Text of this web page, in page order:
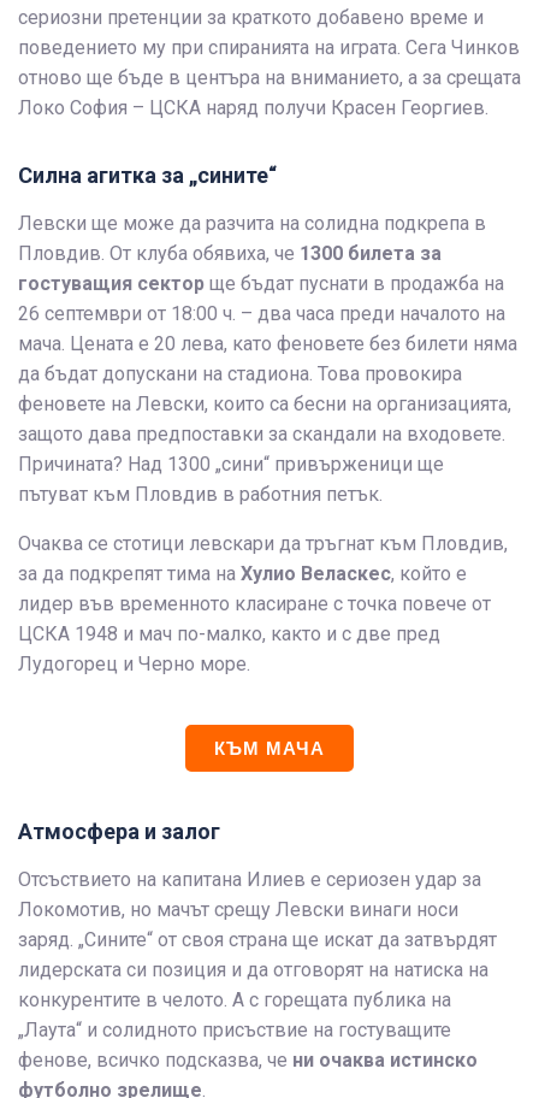
сериозни претенции за краткото добавено време и
поведението му при спиранията на играта. Сега Чинков
отново ще бъде в центъра на вниманието, а за срещата
Локо София – ЦСКА наряд получи Красен Георгиев.
Силна агитка за „сините“
Левски ще може да разчита на солидна подкрепа в
Пловдив. От клуба обявиха, че 1300 билета за
гостуващия сектор ще бъдат пуснати в продажба на
26 септември от 18:00 ч. – два часа преди началото на
мача. Цената е 20 лева, като феновете без билети няма
да бъдат допускани на стадиона. Това провокира
феновете на Левски, които са бесни на организацията,
защото дава предпоставки за скандали на входовете.
Причината? Над 1300 „сини“ привърженици ще
пътуват към Пловдив в работния петък.
Очаква се стотици левскари да тръгнат към Пловдив,
за да подкрепят тима на Хулио Веласкес, който е
лидер във временното класиране с точка повече от
ЦСКА 1948 и мач по-малко, както и с две пред
Лудогорец и Черно море.
КЪМ МАЧА
Атмосфера и залог
Отсъствието на капитана Илиев е сериозен удар за
Локомотив, но мачът срещу Левски винаги носи
заряд. „Сините“ от своя страна ще искат да затвърдят
лидерската си позиция и да отговорят на натиска на
конкурентите в челото. А с горещата публика на
„Лаута“ и солидното присъствие на гостуващите
фенове, всичко подсказва, че ни очаква истинско
футболно зрелище